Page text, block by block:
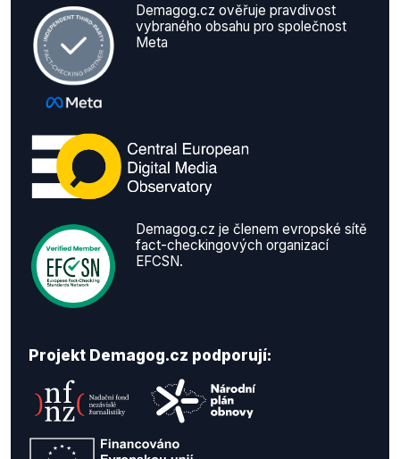
Demagog.cz ověřuje pravdivost
vybraného obsahu pro společnost
Meta
Demagog.cz je členem evropské sítě
fact-checkingových organizací
EFCSN.
Projekt Demagog.cz podporují: